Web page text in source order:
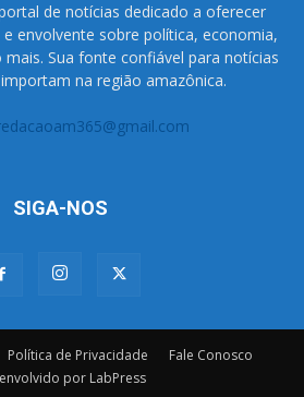
de notícias dedicado a oferecer
envolvente sobre política, economia,
Sua fonte confiável para notícias
na região amazônica.
SIGA-NOS
Política de Privacidade
Fale Conosco
por LabPress